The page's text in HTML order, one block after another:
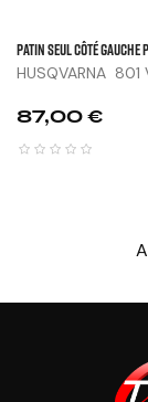
Patin Seul Côté Gauche
HUSQVARNA 801
Prix
87,00 €